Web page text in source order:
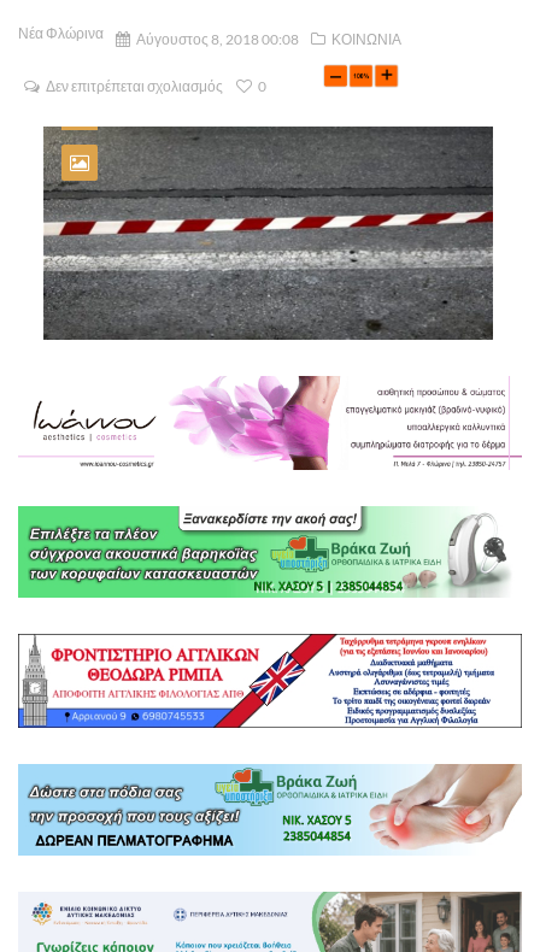
Νέα Φλώρινα Αύγουστος 8, 2018 00:08 ΚΟΙΝΩΝΙΑ
Δεν επιτρέπεται σχολιασμός 0